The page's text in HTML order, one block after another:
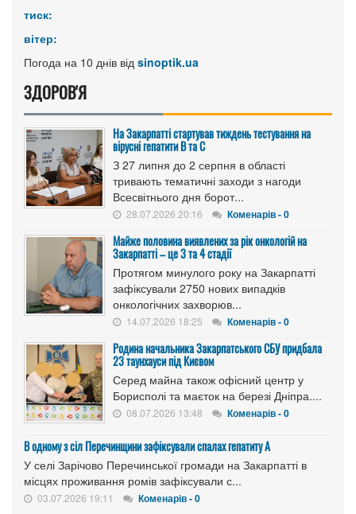
тиск:
вітер:
Погода на 10 днів від sinoptik.ua
ЗДОРОВ'Я
На Закарпатті стартував тиждень тестування на
вірусні гепатити B та C
З 27 липня до 2 серпня в області
тривають тематичні заходи з нагоди
Всесвітнього дня борот...
28.07.2026 20:16 Коменарів - 0
Майже половина виявлених за рік онкологій на
Закарпатті – це 3 та 4 стадії
Протягом минулого року на Закарпатті
зафіксували 2750 нових випадків
онкологічних захворюв...
14.07.2026 18:25 Коменарів - 0
Родина начальника Закарпатського СБУ придбала
23 таунхауси під Києвом
Серед майна також офісний центр у
Борисполі та маєток на березі Дніпра....
08.07.2026 13:48 Коменарів - 0
В одному з сіл Перечинщини зафіксували спалах гепатиту А
У селі Зарічово Перечинської громади на Закарпатті в
місцях проживання ромів зафіксували с...
03.07.2026 19:11 Коменарів - 0